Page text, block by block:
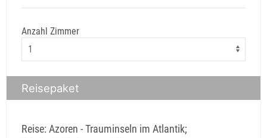
Anzahl Zimmer
Reisepaket
Reise: Azoren - Trauminseln im Atlantik;